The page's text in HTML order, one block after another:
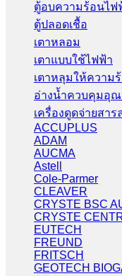
ตู้อบความร้อนไฟ
ตู้ปลอดเชื้อ
เตาหลอม
เตาแบบใช้ไฟฟ้า
เตาหลุมให้ความ
อ่างน้ำควบคุมอุ
เครื่องดูดจ่ายสา
ACCUPLUS
ADAM
AUCMA
Astell
Cole-Parmer
CLEAVER
CRYSTE BSC
CRYSTE
EUTECH
FREUND
FRITSCH
GEOTECH